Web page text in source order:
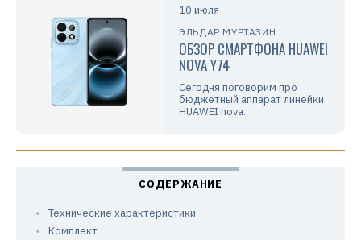
10 июля
ЭЛЬДАР МУРТАЗИН
ОБЗОР СМАРТФОНА HUAWEI
NOVA Y74
Сегодня поговорим про
бюджетный аппарат линейки
HUAWEI nova.
Технические характеристики
Комплект